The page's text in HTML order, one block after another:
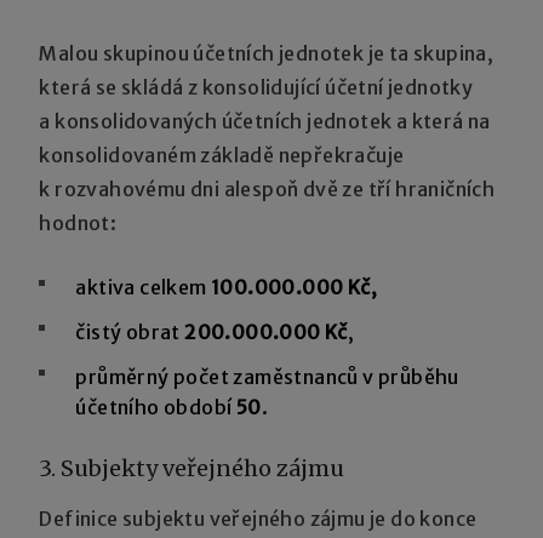
Malou skupinou účetních jednotek je ta skupina,
která se skládá z konsolidující účetní jednotky
a konsolidovaných účetních jednotek a která na
konsolidovaném základě nepřekračuje
k rozvahovému dni alespoň dvě ze tří hraničních
hodnot:
aktiva celkem 100.000.000 Kč,
čistý obrat200.000.000 Kč,
průměrný počet zaměstnanců v průběhu
účetního období 50.
3. Subjekty veřejného zájmu
Definice subjektu veřejného zájmu je do konce